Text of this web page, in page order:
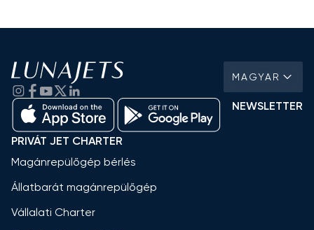
MAGYAR
NEWSLETTER
PRIVÁT JET CHARTER
Magánrepülőgép bérlés
Állatbarát magánrepülőgép
Vállalati Charter